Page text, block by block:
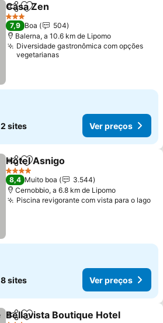
PartilharAdicionar aos favoritos
Casa Zen
3 Estrelas
7,9 Boa
504
Balerna, a 10.6 km de Lipomo
Diversidade gastronômica com opções
vegetarianas
2 sites Ver preços
PartilharAdicionar aos favoritos
Hotel Asnigo
4 Estrelas
8,4 Muito boa
3.544
Cernobbio, a 6.8 km de Lipomo
Piscina revigorante com vista para o lago
8 sites Ver preços
Partilhar
Bellavista Boutique Hotel